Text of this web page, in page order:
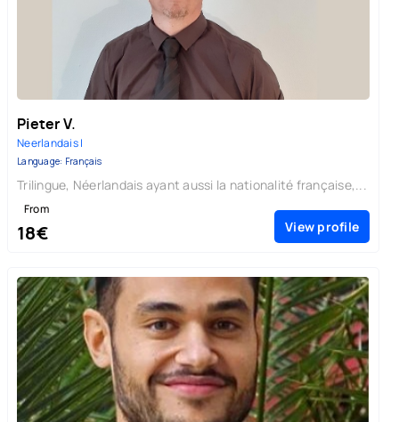
Pieter V.
Neerlandais |
Language: Français
Trilingue, Néerlandais ayant aussi la nationalité française,...
From
18€ View profile